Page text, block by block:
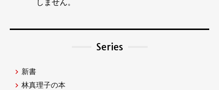
しません。
Series
新書
林真理子の本